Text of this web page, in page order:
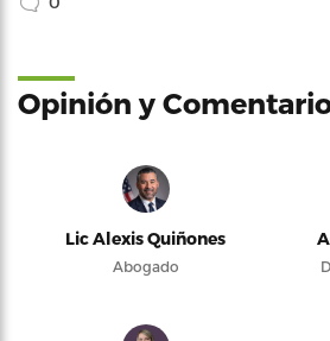
Opinión y
Lic Alexis Quiñones
Abogado